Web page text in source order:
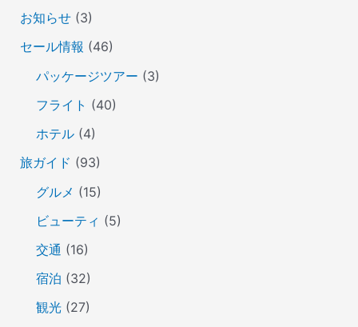
お知らせ(3)
セール情報 (46)
パッケージツアー (3)
フライト (40)
ホテル(4)
旅ガイド (93)
グルメ (15)
ビューティ (5)
交通 (16)
宿泊 (32)
観光(27)